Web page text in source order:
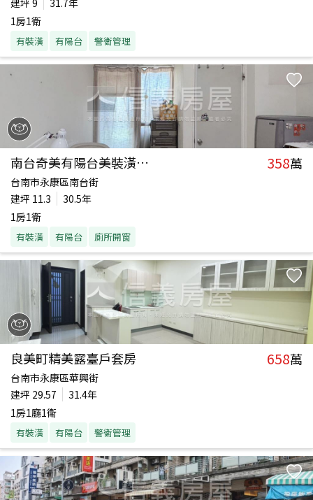
建坪 9
31.7年
1房1衛
有裝潢 有陽台 警衛管理
南台奇美有陽台美裝潢套房 358萬
台南市永康區南台街
建坪 11.3
30.5年
1房1衛
有裝潢 有陽台 廁所開窗
良美町精美露臺戶套房 658萬
台南市永康區華興街
建坪 29.57
31.4年
1房1廳1衛
有裝潢 有陽台 警衛管理